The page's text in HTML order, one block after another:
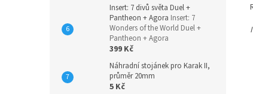
Insert: 7 divů světa Duel +
Pantheon + Agora Insert: 7
Wonders of the World Duel +
Pantheon + Agora
399 Kč
Náhradní stojánek pro Karak II,
průměr 20mm
5 Kč